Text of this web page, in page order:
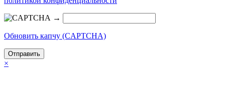
→
Обновить капчу (CAPTCHA)
×